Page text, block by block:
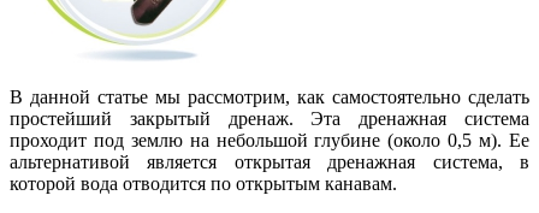
В данной статье мы рассмотрим, как самостоятельно сделать
простейший закрытый дренаж. Эта дренажная система
проходит под землю на небольшой глубине (около 0,5 м). Ее
альтернативой является открытая дренажная система, в
которой вода отводится по открытым канавам.